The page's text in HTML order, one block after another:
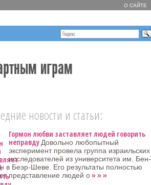
О САЙТЕ
играм
новости и статьи:
Гормон любви заставляет людей говорить
неправду Довольно любопытный
эксперимент провела группа израильских
исследователей из университета им. Бен-
в Беэр-Шеве. Его результаты полностью
представление людей о» » »